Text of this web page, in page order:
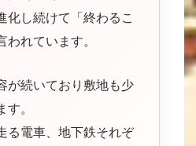
化し続けて「終わるこ
れています。
が続いており敷地も少
。
る電車、地下鉄それぞ